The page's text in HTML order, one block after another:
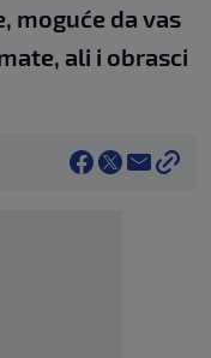
moguće da vas
ali i obrasci